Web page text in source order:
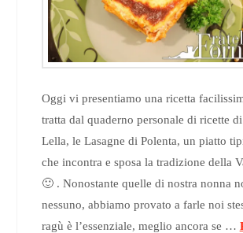
Oggi vi presentiamo una ricetta
tratta dal quaderno personale di ricette
Lella, le Lasagne di Polenta, un piatto
che incontra e sposa la tradizione della
🙂 . Nonostante quelle di nostra nonna
nessuno, abbiamo provato a farle noi
ragù è l’essenziale, meglio ancora se …